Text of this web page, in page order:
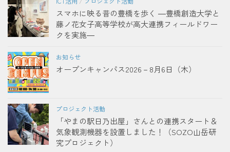
スマホに映る昔の豊橋を歩く ―豊橋創造大学と
藤ノ花女子高等学校が高大連携フィールドワー
クを実施―
お知らせ
オープンキャンパス2026－8月6日（木）
プロジェクト活動
「やまの駅日乃出屋」さんとの連携スタート＆
気象観測機器を設置しました！（SOZO山岳研
究プロジェクト）